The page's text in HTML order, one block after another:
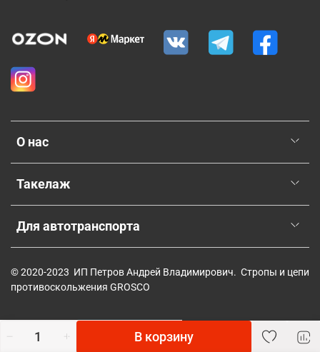
В корзину
О нас
Такелаж
Для автотранспорта
© 2020-2023 ИП Петров Андрей Владимирович. Стропы и цепи
противоскольжения GROSCO